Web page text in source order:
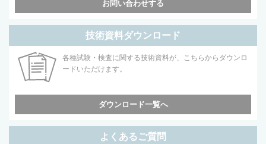
お問い合わせする
技術資料ダウンロード
各種試験・検査に関する技術資料が、こちらからダウンロ
ードいただけます。
ダウンロード一覧へ
よくあるご質問